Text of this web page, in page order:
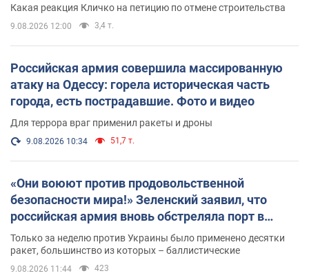
Какая реакция Кличко на петицию по отмене строительства
9.08.2026 12:00 3,4 т.
Российская армия совершила массированную
атаку на Одессу: горела историческая часть
города, есть пострадавшие. Фото и видео
Для террора враг применил ракеты и дроны
9.08.2026 10:34 51,7 т.
«Они воюют против продовольственной
безопасности мира!» Зеленский заявил, что
российская армия вновь обстреляла порт в
Одессе
Только за неделю против Украины было применено десятки
ракет, большинство из которых – баллистические
9.08.2026 11:44 423